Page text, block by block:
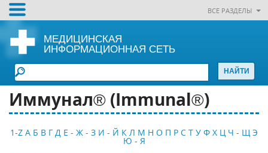
ВСЕ РАЗДЕЛЫ
МЕДИЦИНСКАЯ
ИНФОРМАЦИОННАЯ СЕТЬ
Иммунал® (Immunal®)
1-Z А Б В Г Д Е - Ж - З И - Й К Л М Н О П Р С Т У Ф Х Ц Ч - Щ Э
Ю - Я